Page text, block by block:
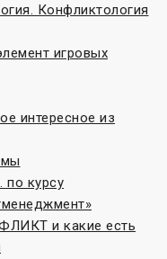
Конфликтология
игровых
интересное из
по курсу
и какие есть